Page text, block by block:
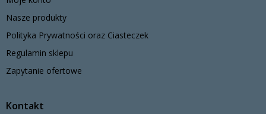
Nasze produkty
Polityka Prywatności oraz Ciasteczek
Regulamin sklepu
Zapytanie ofertowe
Kontakt